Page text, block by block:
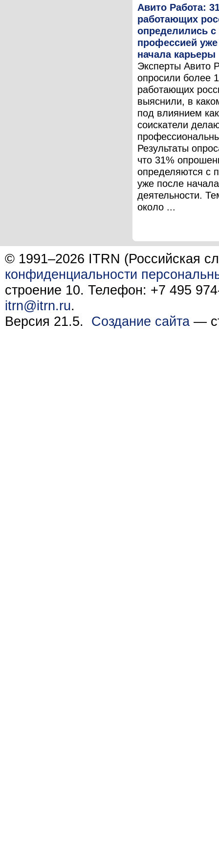
Авито Работа:
работающих
определились с
профессией
начала карьеры
Эксперты Авито
опросили более
работающих
выяснили, в
под влиянием
соискатели
Результаты
что 31%
определяются с
уже после
деятельности.
около ...
© 1991–2026 ITRN (Российская
конфиденциальности
строение 10. Телефон: +7 495
itrn@itrn.ru.
Версия 21.5. Создание сайта —